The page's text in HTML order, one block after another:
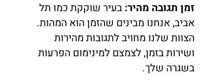
זמן תגובה מהיר:בעיר שוקקת כמו תל
אביב, אנחנו מבינים שהזמן הוא המהות.
הצוות שלנו מחויב לתגובות מהירות
ושירות בזמן, לצמצם למינימום הפרעות
בשגרה שלך.